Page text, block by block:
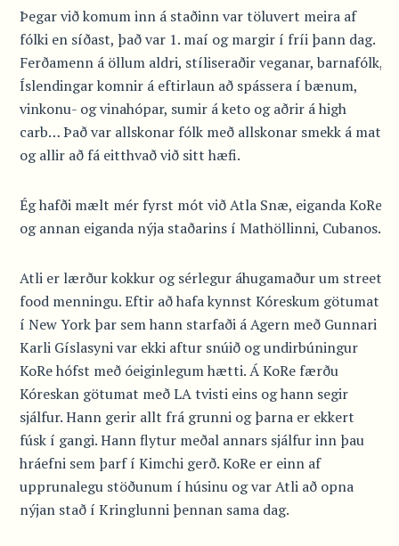
Þegar við komum inn á staðinn var töluvert meira af
fólki en síðast, það var 1. maí og margir í fríi þann dag.
Ferðamenn á öllum aldri, stíliseraðir veganar, barnafólk,
Íslendingar komnir á eftirlaun að spássera í bænum,
vinkonu- og vinahópar, sumir á keto og aðrir á high
carb… Það var allskonar fólk með allskonar smekk á mat
og allir að fá eitthvað við sitt hæfi.
Ég hafði mælt mér fyrst mót við Atla Snæ, eiganda KoRe
og annan eiganda nýja staðarins í Mathöllinni, Cubanos.
Atli er lærður kokkur og sérlegur áhugamaður um street
food menningu. Eftir að hafa kynnst Kóreskum götumat
í New York þar sem hann starfaði á Agern með Gunnari
Karli Gíslasyni var ekki aftur snúið og undirbúningur
KoRe hófst með óeiginlegum hætti. Á KoRe færðu
Kóreskan götumat með LA tvisti eins og hann segir
sjálfur. Hann gerir allt frá grunni og þarna er ekkert
fúsk í gangi. Hann flytur meðal annars sjálfur inn þau
hráefni sem þarf í Kimchi gerð. KoRe er einn af
upprunalegu stöðunum í húsinu og var Atli að opna
nýjan stað í Kringlunni þennan sama dag.